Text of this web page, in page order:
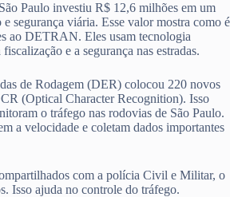
Paulo investiu R$ 12,6 milhões em um
segurança viária. Esse valor mostra como é
ao DETRAN. Eles usam tecnologia
e a segurança nas estradas.
de Rodagem (DER) colocou 220 novos
(Optical Character Recognition). Isso
o tráfego nas rodovias de São Paulo.
a velocidade e coletam dados importantes
com a polícia Civil e Militar, o
Isso ajuda no controle do tráfego.